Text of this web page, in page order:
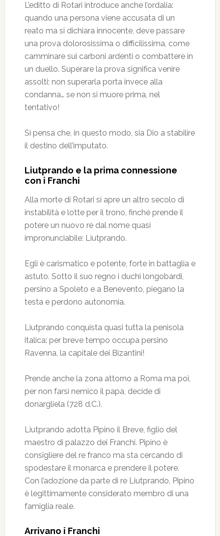
L’editto di Rotari introduce anche l’ordalia:
quando una persona viene accusata di un
reato ma si dichiara innocente, deve passare
una prova dolorosissima o difficilissima, come
camminare sui carboni ardenti o combattere in
un duello. Superare la prova significa venire
assolti; non superarla porta invece alla
condanna… se non si muore prima, nel
tentativo!
Si pensa che, in questo modo, sia Dio a stabilire
il destino dell’imputato.
Liutprando e la prima connessione
con i Franchi
Alla morte di Rotari si apre un altro secolo di
instabilità e lotte per il trono, finché prende il
potere un nuovo re dal nome quasi
impronunciabile: Liutprando.
Egli è carismatico e potente, forte in battaglia e
astuto. Sotto il suo regno i duchi longobardi,
persino a Spoleto e a Benevento, piegano la
testa e perdono autonomia.
Liutprando conquista quasi tutta la penisola
italica: per breve tempo occupa persino
Ravenna, la capitale dei Bizantini!
Prende anche la zona attorno a Roma ma poi,
per non farsi nemico il papa, decide di
donargliela (728 d.C.).
Liutprando adotta Pipino il Breve, figlio del
maestro di palazzo dei Franchi. Pipino è
consigliere del re franco ma sta cercando di
spodestare il monarca e prendere il potere.
Con l’adozione da parte di re Liutprando, Pipino
è legittimamente considerato membro di una
famiglia reale.
Arrivano i Franchi